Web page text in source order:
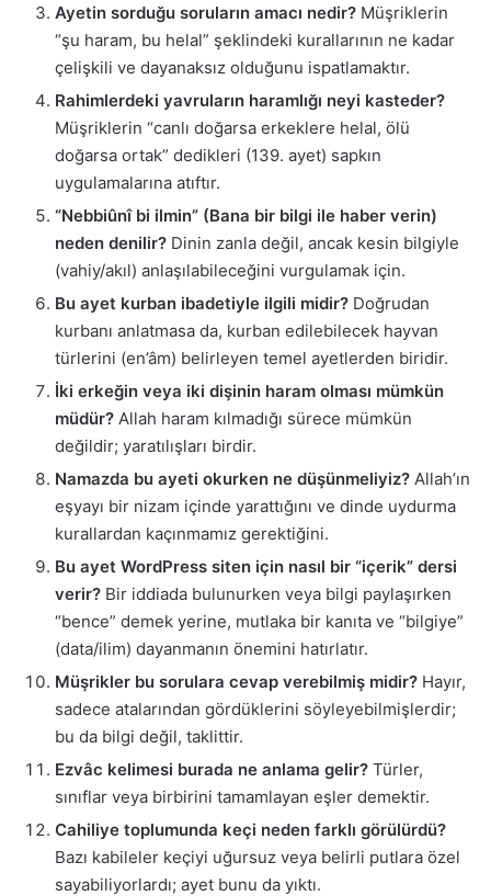
Ayetin sorduğu soruların amacı nedir? Müşriklerin
“şu haram, bu helal” şeklindeki kurallarının ne kadar
çelişkili ve dayanaksız olduğunu ispatlamaktır.
Rahimlerdeki yavruların haramlığı neyi kasteder?
Müşriklerin “canlı doğarsa erkeklere helal, ölü
doğarsa ortak” dedikleri (139. ayet) sapkın
uygulamalarına atıftır.
“Nebbiûnî bi ilmin” (Bana bir bilgi ile haber verin)
neden denilir? Dinin zanla değil, ancak kesin bilgiyle
(vahiy/akıl) anlaşılabileceğini vurgulamak için.
Bu ayet kurban ibadetiyle ilgili midir? Doğrudan
kurbanı anlatmasa da, kurban edilebilecek hayvan
türlerini (en’âm) belirleyen temel ayetlerden biridir.
İki erkeğin veya iki dişinin haram olması mümkün
müdür? Allah haram kılmadığı sürece mümkün
değildir; yaratılışları birdir.
Namazda bu ayeti okurken ne düşünmeliyiz? Allah’ın
eşyayı bir nizam içinde yarattığını ve dinde uydurma
kurallardan kaçınmamız gerektiğini.
Bu ayet WordPress siten için nasıl bir “içerik” dersi
verir? Bir iddiada bulunurken veya bilgi paylaşırken
“bence” demek yerine, mutlaka bir kanıta ve “bilgiye”
(data/ilim) dayanmanın önemini hatırlatır.
Müşrikler bu sorulara cevap verebilmiş midir? Hayır,
sadece atalarından gördüklerini söyleyebilmişlerdir;
bu da bilgi değil, taklittir.
Ezvâc kelimesi burada ne anlama gelir? Türler,
sınıflar veya birbirini tamamlayan eşler demektir.
Cahiliye toplumunda keçi neden farklı görülürdü?
Bazı kabileler keçiyi uğursuz veya belirli putlara özel
sayabiliyorlardı; ayet bunu da yıktı.